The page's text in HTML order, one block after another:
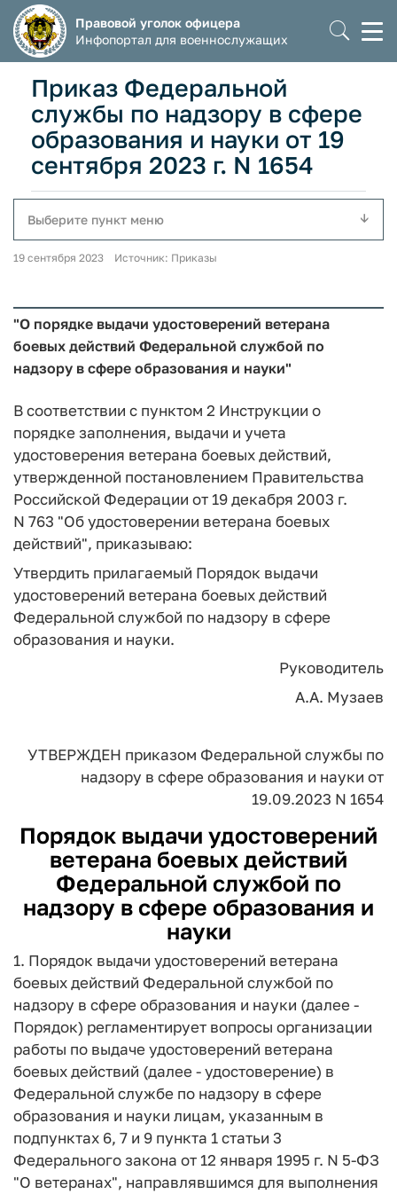
Правовой уголок офицера
Инфопортал для военнослужащих
Приказ Федеральной
службы по надзору в сфере
образования и науки от 19
сентября 2023 г. N 1654
Выберите пункт меню
19 сентября 2023 Источник: Приказы
"О порядке выдачи удостоверений ветерана
боевых действий Федеральной службой по
надзору в сфере образования и науки"
В соответствии с пунктом 2 Инструкции о
порядке заполнения, выдачи и учета
удостоверения ветерана боевых действий,
утвержденной постановлением Правительства
Российской Федерации от 19 декабря 2003 г.
N 763 "Об удостоверении ветерана боевых
действий", приказываю:
Утвердить прилагаемый Порядок выдачи
удостоверений ветерана боевых действий
Федеральной службой по надзору в сфере
образования и науки.
Руководитель
А.А. Музаев
УТВЕРЖДЕН приказом Федеральной службы по
надзору в сфере образования и науки от
19.09.2023 N 1654
Порядок выдачи удостоверений
ветерана боевых действий
Федеральной службой по
надзору в сфере образования и
науки
1. Порядок выдачи удостоверений ветерана
боевых действий Федеральной службой по
надзору в сфере образования и науки (далее -
Порядок) регламентирует вопросы организации
работы по выдаче удостоверений ветерана
боевых действий (далее - удостоверение) в
Федеральной службе по надзору в сфере
образования и науки лицам, указанным в
подпунктах 6, 7 и 9 пункта 1 статьи 3
Федерального закона от 12 января 1995 г. N 5-ФЗ
"О ветеранах", направлявшимся для выполнения